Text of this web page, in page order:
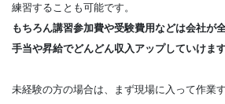
練習することも可能です。
もちろん講習参加費や受験費用などは会社が
手当や昇給でどんどん収入アップしていけます
未経験の方の場合は、まず現場に入って作業